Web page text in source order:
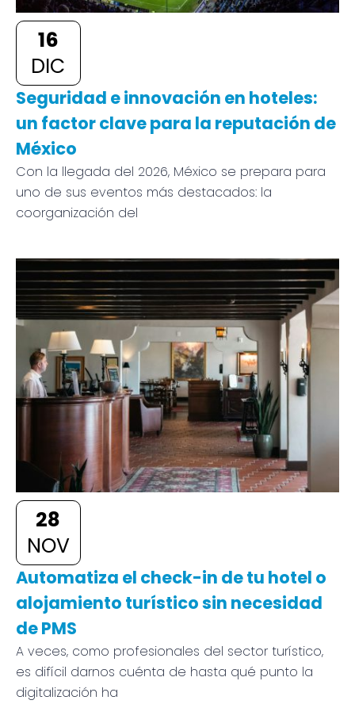
16
DIC
Seguridad e innovación en hoteles:
un factor clave para la reputación de
México
Con la llegada del 2026, México se prepara para
uno de sus eventos más destacados: la
coorganización del
28
NOV
Automatiza el check-in de tu hotel o
alojamiento turístico sin necesidad
de PMS
A veces, como profesionales del sector turístico,
es difícil darnos cuénta de hasta qué punto la
digitalización ha